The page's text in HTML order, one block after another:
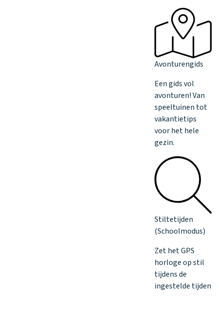
Avonturengids
Een gids vol
avonturen! Van
speeltuinen tot
vakantietips
voor het hele
gezin.
Stiltetijden
(Schoolmodus)
Zet het GPS
horloge op stil
tijdens de
ingestelde tijden